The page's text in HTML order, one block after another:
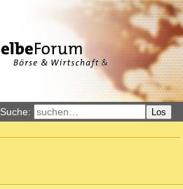
Suche: Los